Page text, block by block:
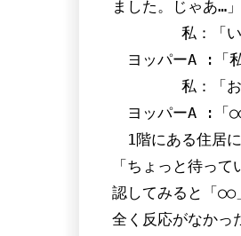
ました。じゃあ…」
私：「いやっ
ヨッパーA :「
私：「お名
ヨッパーA :「
1階にある住居
「ちょっと待っ
認してみると「○○
全く反応がなかっ